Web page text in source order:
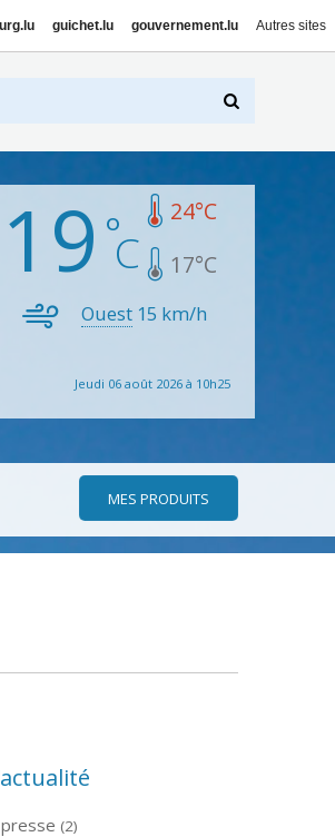
guichet.lu gouvernement.lu Autres sites
19 24°C
17°C
Ouest 15 km/h
Jeudi 06 août 2026 à 10h25
MES PRODUITS
(2)